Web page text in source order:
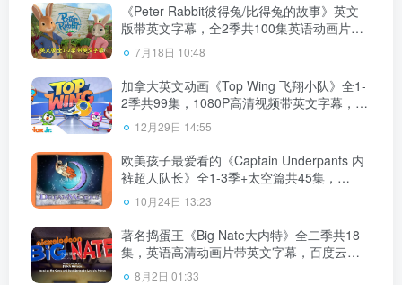
《Peter Rabbit彼得兔/比得兔的故事》英文
版带英文字幕，全2季共100集英语动画片，
带配套音频MP3，百度云网盘下载！
7月18日 10:48
加拿大英文动画《Top Wing 飞翔小队》全1-
2季共99集，1080P高清视频带英文字幕，百
度云网盘下载！
12月29日 14:55
欧美孩子最爱看的《Captain Underpants 内
裤超人队长》全1-3季+太空篇共45集，
1080P高清视频带英文字幕，百度云网盘下
载！
10月24日 13:23
著名捣蛋王《Big Nate大内特》全二季共18
集，英语高清动画片带英文字幕，百度云网
盘下载
8月2日 01:33